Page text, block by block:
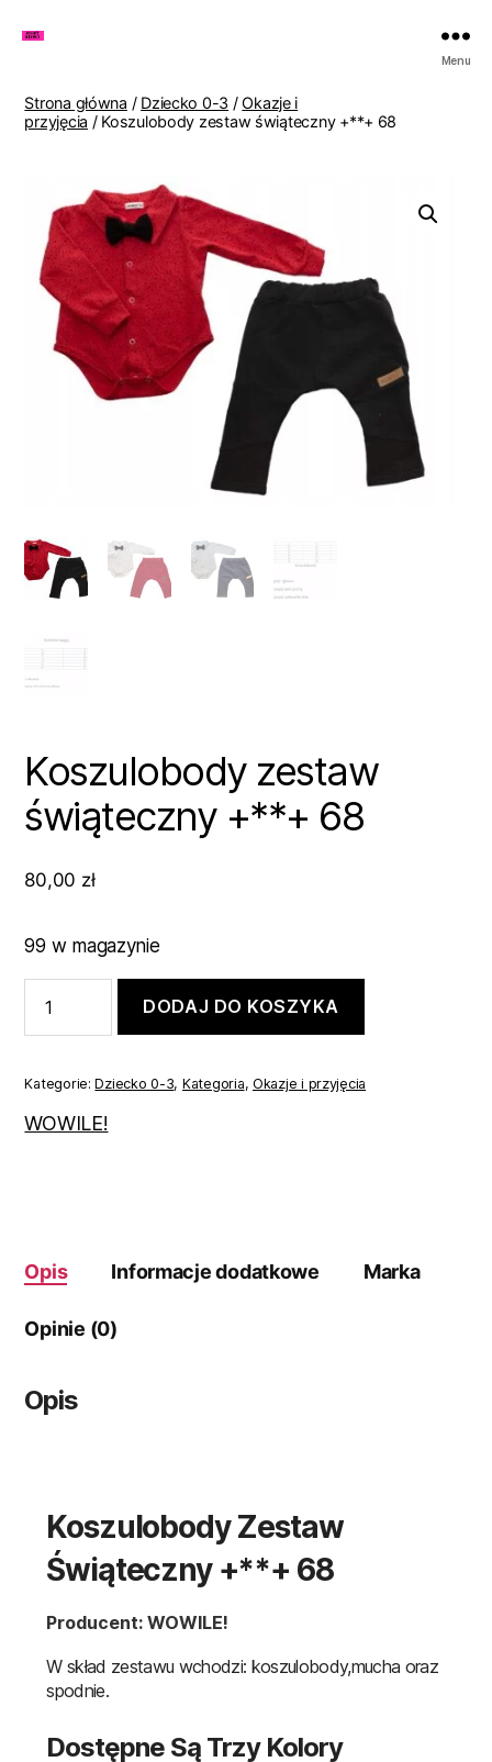
Lenki
Menu
Strona główna / Dziecko 0-3 /Okazje i
przyjęcia / Koszulobody zestaw świąteczny +**+ 68
Koszulobody zestaw
świąteczny +**+ 68
80,00 zł
99 w magazynie
Koszulobody
zestaw
+**+
DODAJ DO KOSZYKA
Kategorie:Dziecko 0-3, Kategoria, Okazje i przyjęcia
WOWILE!
Opis Informacje dodatkowe Marka
Opinie (0)
Opis
Koszulobody Zestaw
Świąteczny +**+ 68
Producent: WOWILE!
W skład zestawu wchodzi: koszulobody,mucha oraz
spodnie.
Dostępne Są Trzy Kolory